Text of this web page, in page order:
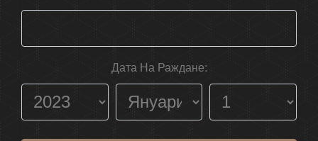
Дата На Раждане: